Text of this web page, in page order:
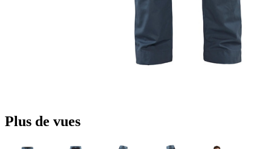
Plus de vues